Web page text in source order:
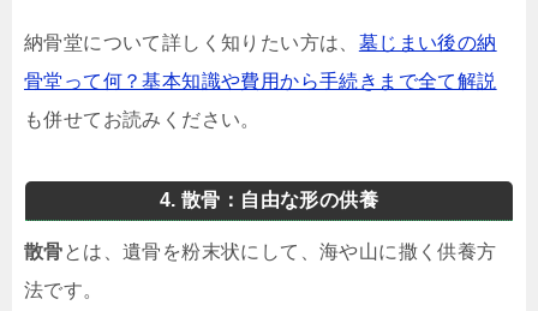
納骨堂について詳しく知りたい方は、 墓じまい後の納
骨堂って何？基本知識や費用から手続きまで全て解説
も併せてお読みください。
4. 散骨：自由な形の供養
散骨とは、遺骨を粉末状にして、海や山に撒く供養方
法です。